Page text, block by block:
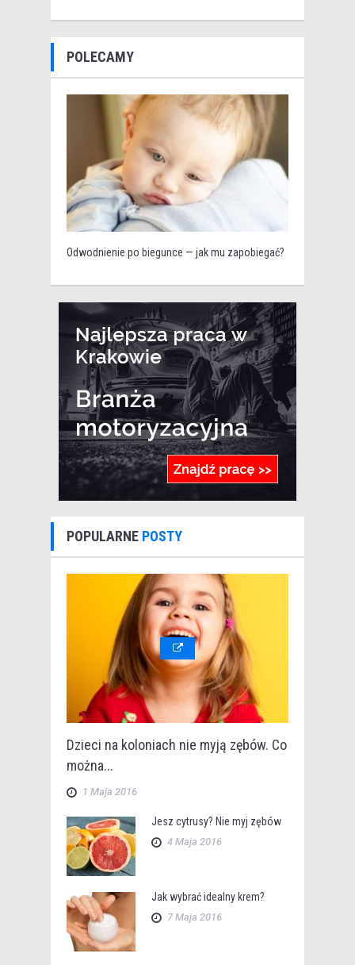
POLECAMY
Odwodnienie po biegunce — jak mu zapobiegać?
POPULARNE POSTY
Dzieci na koloniach nie myją zębów. Co
można...
1 Maja 2016
Jesz cytrusy? Nie myj zębów
4 Maja 2016
Jak wybrać idealny krem?
7 Maja 2016